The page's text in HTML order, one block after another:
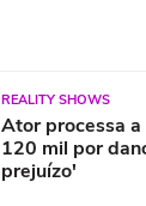
REALITY SHOWS
Ator processa a
120 mil por
prejuízo'